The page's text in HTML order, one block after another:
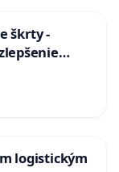
škrty -
logistickým